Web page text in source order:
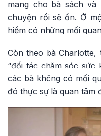
mang cho bà sách và
chuyện rồi sẽ ổn. Ở
hiếm có những mối
Còn theo bà
“đối tác chăm sóc sức
các bà không có mối
đó thực sự là quan tâm